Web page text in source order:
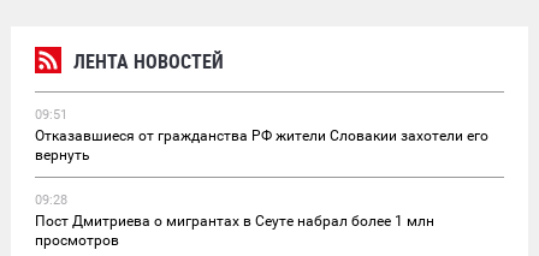
ЛЕНТА НОВОСТЕЙ
09:51
Отказавшиеся от гражданства РФ жители Словакии захотели его
вернуть
09:28
Пост Дмитриева о мигрантах в Сеуте набрал более 1 млн
просмотров